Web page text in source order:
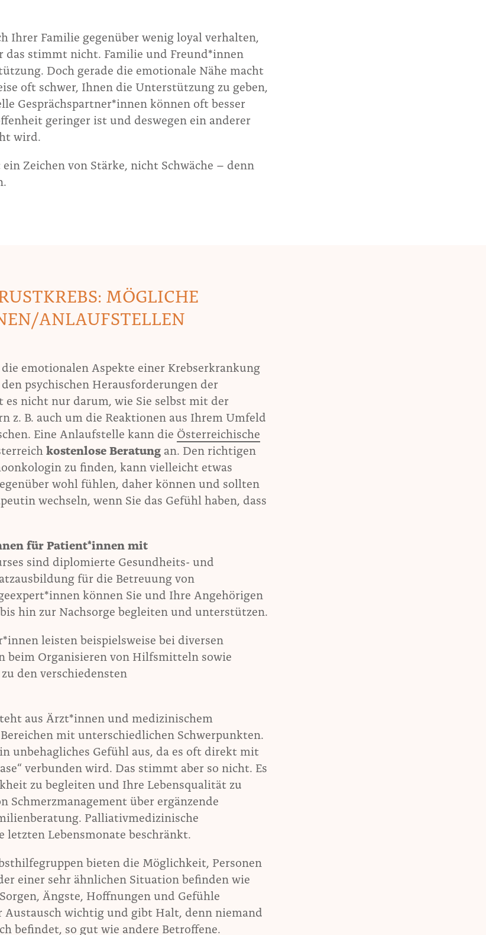
Ihrer Familie gegenüber wenig loyal verhalten,
das stimmt nicht. Familie und Freund*innen
Doch gerade die emotionale Nähe macht
oft schwer, Ihnen die Unterstützung zu geben,
Gesprächspartner*innen können oft besser
geringer ist und deswegen ein anderer
wird.
Zeichen von Stärke, nicht Schwäche – denn
MÖGLICHE
ANLAUFSTELLEN
emotionalen Aspekte einer Krebserkrankung
psychischen Herausforderungen der
es nicht nur darum, wie Sie selbst mit der
z. B. auch um die Reaktionen aus Ihrem Umfeld
Eine Anlaufstelle kann die Österreichische
kostenlose Beratung an. Den richtigen
zu finden, kann vielleicht etwas
wohl fühlen, daher können und sollten
wechseln, wenn Sie das Gefühl haben, dass
für Patient*innen mit
sind diplomierte Gesundheits- und
für die Betreuung von
können Sie und Ihre Angehörigen
hin zur Nachsorge begleiten und unterstützen.
leisten beispielsweise bei diversen
Organisieren von Hilfsmitteln sowie
den verschiedensten
aus Ärzt*innen und medizinischem
mit unterschiedlichen Schwerpunkten.
unbehagliches Gefühl aus, da es oft direkt mit
verbunden wird. Das stimmt aber so nicht. Es
zu begleiten und Ihre Lebensqualität zu
Schmerzmanagement über ergänzende
Palliativmedizinische
Lebensmonate beschränkt.
bieten die Möglichkeit, Personen
einer sehr ähnlichen Situation befinden wie
Ängste, Hoffnungen und Gefühle
Austausch wichtig und gibt Halt, denn niemand
befindet, so gut wie andere Betroffene.